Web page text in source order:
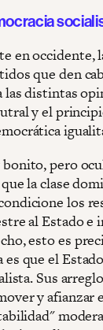
en occidente,
que den
las distintas
y el
pero
la clase
los
al Estado
esto es
es que el
Sus
y afianzar